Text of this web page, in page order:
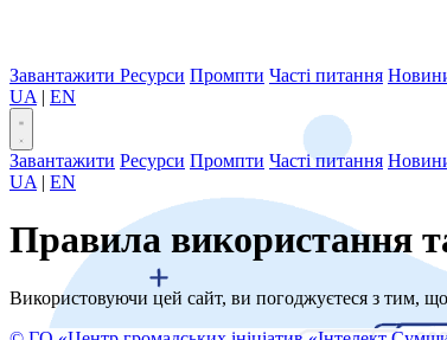
Завантажити Ресурси Промпти Часті питання
UA | EN
Завантажити Ресурси Промпти Часті питання
UA | EN
Правила використання
Використовуючи цей сайт, ви погоджуєтеся з тим, що